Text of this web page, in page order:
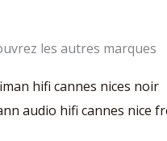
les autres marques